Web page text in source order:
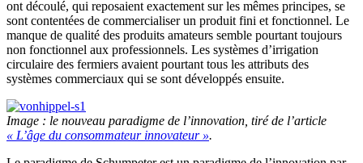
ont découlé, qui reposaient exactement sur les mêmes principes, se
sont contentées de commercialiser un produit fini et fonctionnel. Le
manque de qualité des produits amateurs semble pourtant toujours
non fonctionnel aux professionnels. Les systèmes d’irrigation
circulaire des fermiers avaient pourtant tous les attributs des
systèmes commerciaux qui se sont développés ensuite.
Image : le nouveau paradigme de l’innovation, tiré de l’article
« L’âge du consommateur innovateur ».